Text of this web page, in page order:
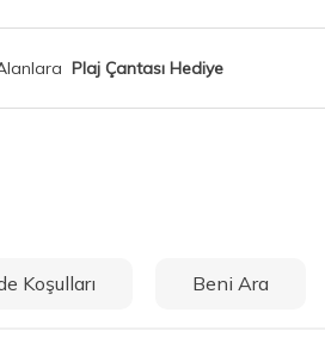
Plaj Çantası Hediye
Koşulları Beni Ara